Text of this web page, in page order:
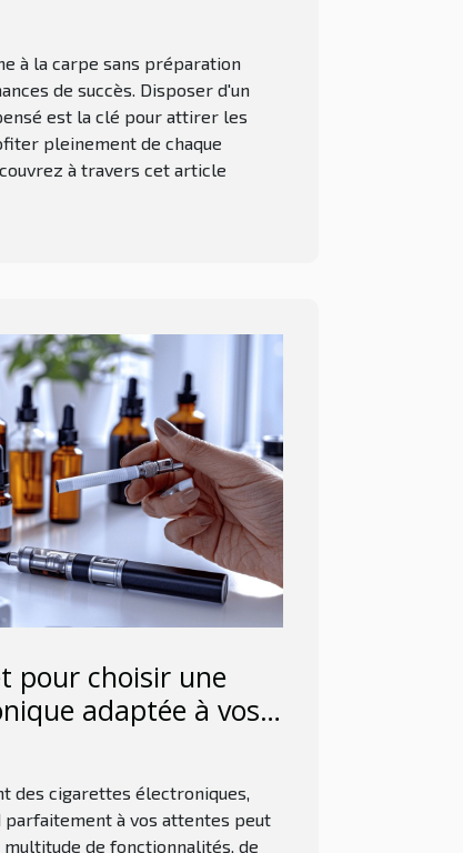
à la carpe sans préparation
de succès. Disposer d'un
est la clé pour attirer les
pleinement de chaque
à travers cet article
pour choisir une
adaptée à vos
des cigarettes électroniques,
à vos attentes peut
de fonctionnalités, de